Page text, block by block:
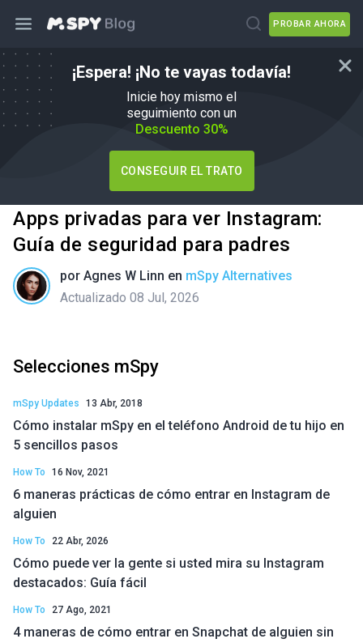
PROBAR AHORA
¡Espera! ¡No te vayas todavía!
Inicie hoy mismo el
seguimiento con un
Descuento 30%
CONSEGUIR EL TRATO
Apps privadas para ver Instagram:
Guía de seguridad para padres
por Agnes W Linn en mSpy Alternatives
Actualizado 08 Jul, 2026
Selecciones mSpy
mSpy Updates 13 Abr, 2018
Cómo instalar mSpy en el teléfono Android de tu hijo en
5 sencillos pasos
How To 16 Nov, 2021
6 maneras prácticas de cómo entrar en Instagram de
alguien
How To 22 Abr, 2026
Cómo puede ver la gente si usted mira su Instagram
destacados: Guía fácil
How To 27 Ago, 2021
4 maneras de cómo entrar en Snapchat de alguien sin